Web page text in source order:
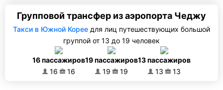
Групповой трансфер из аэропорта Чеджу
Такси в Южной Корее для лиц путешествующих большой
группой от 13 до 19 человек
16 пассажиров
16
16
19 пассажиров
19
19
13 пассажиров
13
13